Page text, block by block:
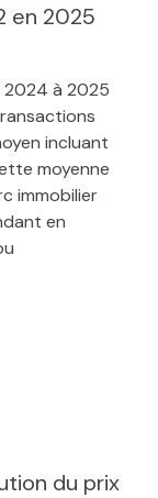
en 2025
2024 à 2025
incluant
moyenne
immobilier
en
du prix